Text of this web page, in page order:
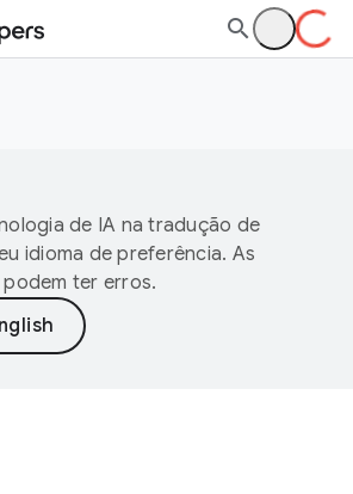
de IA na tradução de
idioma de preferência. As
ter erros.